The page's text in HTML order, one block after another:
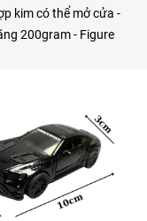
kim có thể mở cửa -
200gram - Figure